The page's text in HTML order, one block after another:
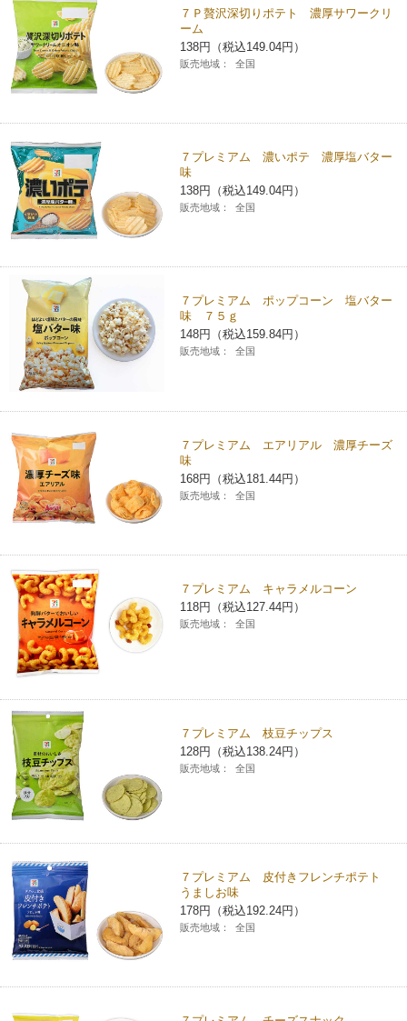
７Ｐ贅沢深切りポテト 濃厚サワークリ
ーム
138円（税込149.04円）
販売地域： 全国
７プレミアム 濃いポテ 濃厚塩バター
味
138円（税込149.04円）
販売地域： 全国
７プレミアム ポップコーン 塩バター
味 ７５ｇ
148円（税込159.84円）
販売地域： 全国
７プレミアム エアリアル 濃厚チーズ
味
168円（税込181.44円）
販売地域： 全国
７プレミアム キャラメルコーン
118円（税込127.44円）
販売地域： 全国
７プレミアム 枝豆チップス
128円（税込138.24円）
販売地域： 全国
７プレミアム 皮付きフレンチポテト
うましお味
178円（税込192.24円）
販売地域： 全国